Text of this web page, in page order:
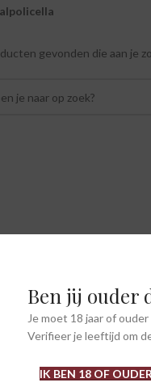
Ben jij ouder
Je moet 18 jaar of
Verifieer je leeftijd om
IK BEN 18 OF OUDER
gevonden die aan je